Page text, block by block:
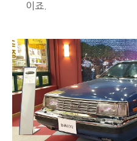
이죠.